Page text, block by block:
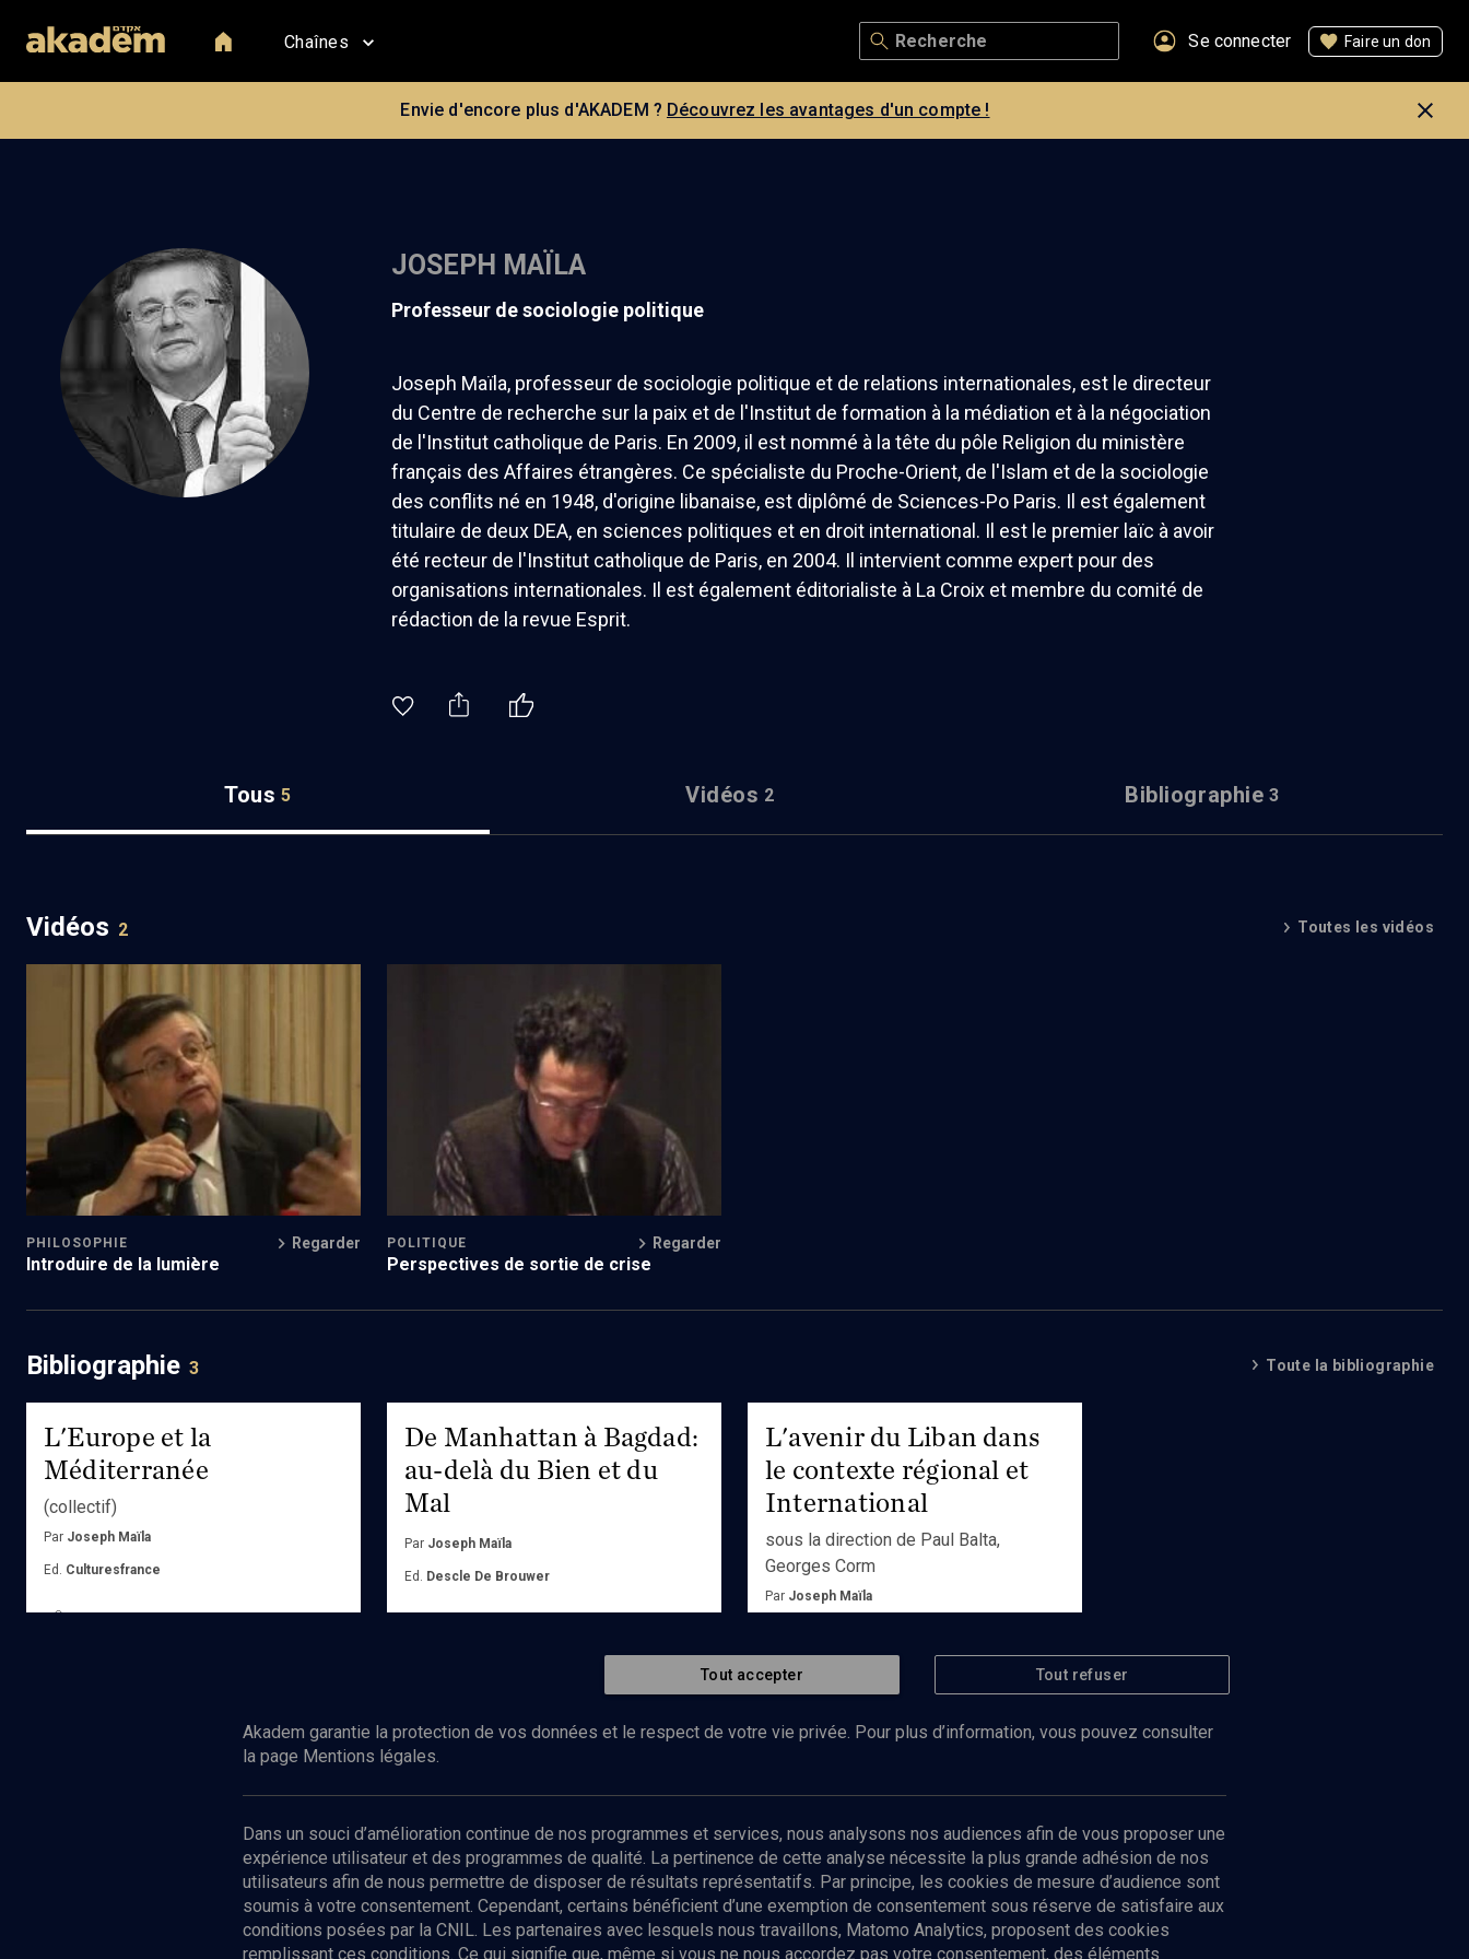
Chaînes Se connecter Faire un don
Envie d'encore plus d'AKADEM ? Découvrez les avantages d'un compte !
JOSEPH MAÏLA
professeur de sociologie politique
Joseph Maïla, professeur de sociologie politique et de relations internationales, est le directeur
du Centre de recherche sur la paix et de l'Institut de formation à la médiation et à la négociation
de l'Institut catholique de Paris. En 2009, il est nommé à la tête du pôle Religion du ministère
français des Affaires étrangères. Ce spécialiste du Proche-Orient, de l'Islam et de la sociologie
des conflits né en 1948, d'origine libanaise, est diplômé de Sciences-Po Paris. Il est également
titulaire de deux DEA, en sciences politiques et en droit international. Il est le premier laïc à avoir
été recteur de l'Institut catholique de Paris, en 2004. Il intervient comme expert pour des
organisations internationales. Il est également éditorialiste à La Croix et membre du comité de
rédaction de la revue Esprit.
Tous 5 Vidéos 2 Bibliographie 3
Vidéos 2 Toutes les vidéos
PHILOSOPHIE Regarder
Introduire de la lumière
Contribution des croyants à la paix
POLITIQUE Regarder
Perspectives de sortie de crise
Bibliographie 3 Toute la bibliographie
L'Europe et la
Méditerranée
(collectif)
Par Joseph Maïla
Ed. Culturesfrance
De Manhattan à Bagdad:
au-delà du Bien et du
Mal
Par Joseph Maïla
Ed. Descle De Brouwer
L'avenir du Liban dans
le contexte régional et
International
sous la direction de Paul Balta,
Georges Corm
Par Joseph Maïla
Emprunter
Abonnez-vous à notre newsletter
Envoyer
Tout accepter Tout refuser
Akadem garantie la protection de vos données et le respect de votre vie privée. Pour plus d’information, vous pouvez consulter
la page Mentions légales.
Dans un souci d’amélioration continue de nos programmes et services, nous analysons nos audiences afin de vous proposer une
expérience utilisateur et des programmes de qualité. La pertinence de cette analyse nécessite la plus grande adhésion de nos
utilisateurs afin de nous permettre de disposer de résultats représentatifs. Par principe, les cookies de mesure d’audience sont
soumis à votre consentement. Cependant, certains bénéficient d’une exemption de consentement sous réserve de satisfaire aux
conditions posées par la CNIL. Les partenaires avec lesquels nous travaillons, Matomo Analytics, proposent des cookies
remplissant ces conditions. Ce qui signifie que, même si vous ne nous accordez pas votre consentement, des éléments